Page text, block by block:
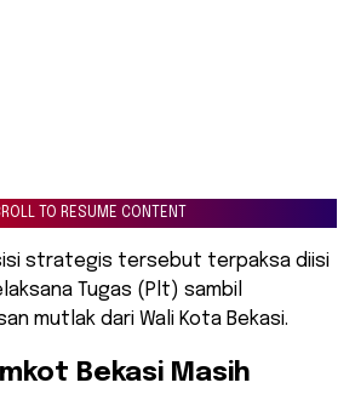
TO RESUME CONTENT
strategis tersebut terpaksa diisi
Tugas (Plt) sambil
mutlak dari Wali Kota Bekasi.
Bekasi Masih